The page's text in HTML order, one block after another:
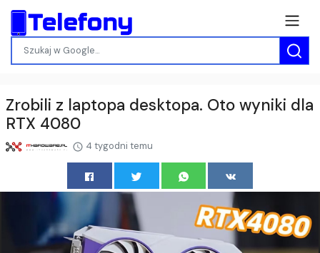
Zrobili z laptopa desktopa. Oto wyniki dla
RTX 4080
4 tygodni temu